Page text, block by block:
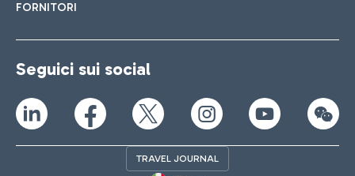
FORNITORI
Seguici sui social
TRAVEL JOURNAL